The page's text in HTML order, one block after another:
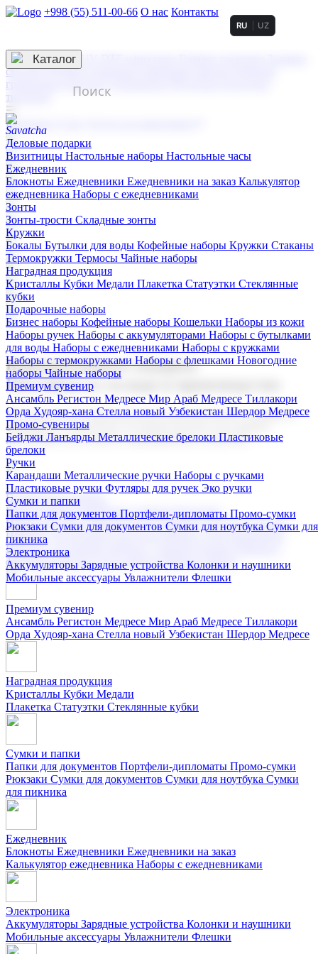
+998 (55) 511-00-66 О нас Контакты
3D гравировка
смолой (Doming)
гравировка твердая
тиснение
RU UZ
☰
Контакты
Каталог
Деловые подарки
Визитницы Настольные наборы Настольные часы
Ежедневник
Блокноты Ежедневники Ежедневники на заказ Калькулятор
ежедневника Наборы с ежедневниками
Зонты
Зонты-трости Складные зонты
Кружки
Бокалы Бутылки для воды Кофейные наборы Кружки Стаканы
Термокружки Термосы Чайные наборы
Наградная продукция
Kристаллы Кубки Медали Плакетка Статуэтки Стеклянные
кубки
Подарочные наборы
Бизнес наборы Кофейные наборы Кошельки Наборы из кожи
Наборы ручек Наборы с аккумуляторами Наборы с бутылками
для воды Наборы с ежедневниками Наборы с кружками
Наборы с термокружками Наборы с флешками Новогодние
наборы Чайные наборы
Премиум сувенир
Ансамбль Регистон Медресе Мир Араб Медресе Тиллакори
Орда Худояр-хана Стелла новый Узбекистан Шердор Медресе
Промо-сувениры
Бейджи Ланъярды Металлические брелоки Пластиковые
брелоки
Ручки
Карандаши Металлические ручки Наборы с ручками
Пластиковые ручки Футляры для ручек Эко ручки
Сумки и папки
Папки для документов Портфели-дипломаты Промо-сумки
Рюкзаки Сумки для документов Сумки для ноутбука Сумки для
пикника
Электроника
Аккумуляторы Зарядные устройства Колонки и наушники
Мобильные аксессуары Увлажнители Флешки
Корпоративные подарки
Поставка со склада и производство
Мы предлагаем широкий выбор корпоративных подарков и
сувениров с логотипом. В нашем каталоге вы найдете
продукцию для бизнеса, мероприятия и клиентов.
Подарочные наборы
Бизнес наборыКофейные наборы Кошельки
Наборы из кожиНаборы ручекНаборы с аккумуляторами
Наборы с бутылками для воды
Наборы с ежедневниками
Наборы с кружками
флешкамиНовогодние наборыЧайные наборы
Премиум сувенир
Ансамбль Регистон Медресе Мир Араб Медресе Тиллакори
Орда Худояр-хана Стелла новый Узбекистан Шердор Медресе
Наградная продукция
Kристаллы Кубки Медали
Плакетка Статуэтки Стеклянные кубки
Сумки и папки
Папки для документов Портфели-дипломаты Промо-сумки
Рюкзаки Сумки для документов Сумки для ноутбука Сумки
для пикника
Ежедневник
Блокноты Ежедневники Ежедневники на заказ
Калькулятор ежедневника Наборы с ежедневниками
Электроника
Аккумуляторы Зарядные устройства Колонки и наушники
Мобильные аксессуары Увлажнители Флешки